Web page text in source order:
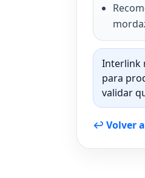
Interlink
para
validar
↩ Volver